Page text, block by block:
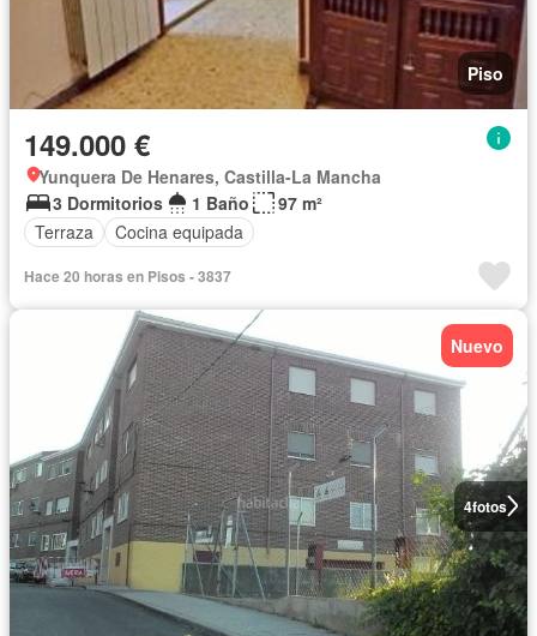
Piso
149.000 €
Yunquera De Henares, Castilla-La Mancha
3 Dormitorios
1 Baño
97 m²
Terraza
Cocina equipada
Hace 20 horas en Pisos - 3837
4fotos
Nuevo